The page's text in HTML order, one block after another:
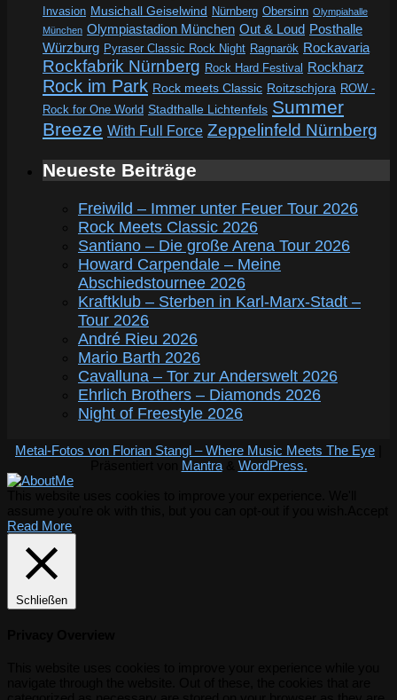
Invasion Musichall Geiselwind Nürnberg Obersinn Olympiahalle
München Olympiastadion München Out & Loud Posthalle
Würzburg Pyraser Classic Rock Night Ragnarök Rockavaria
Rockfabrik Nürnberg Rock Hard Festival Rockharz
Rock im Park Rock meets Classic Roitzschjora ROW -
Rock for One World Stadthalle Lichtenfels Summer
Breeze With Full Force Zeppelinfeld Nürnberg
Neueste Beiträge
Freiwild – Immer unter Feuer Tour 2026
Rock Meets Classic 2026
Santiano – Die große Arena Tour 2026
Howard Carpendale – Meine
Abschiedstournee 2026
Kraftklub – Sterben in Karl-Marx-Stadt –
Tour 2026
André Rieu 2026
Mario Barth 2026
Cavalluna – Tor zur Anderswelt 2026
Ehrlich Brothers – Diamonds 2026
Night of Freestyle 2026
Metal-Fotos von Florian Stangl – Where Music Meets The Eye
Mantra& WordPress.
Read More
Schließen